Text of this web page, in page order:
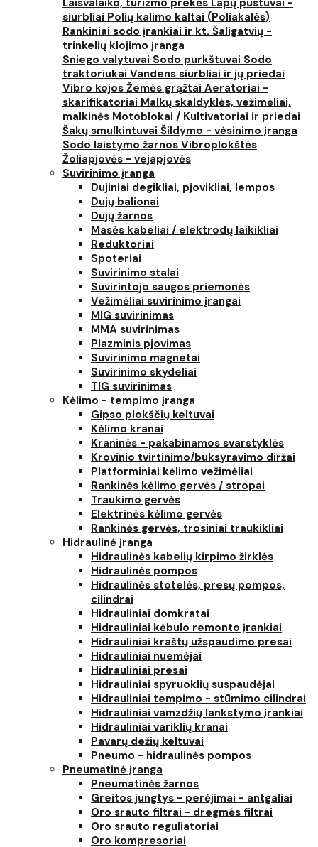
Laisvalaiko, turizmo prekės Lapų pūstuvai -
siurbliai Polių kalimo kaltai (Poliakalės)
Rankiniai sodo įrankiai ir kt. Šaligatvių -
trinkelių klojimo įranga
Sniego valytuvai Sodo purkštuvai Sodo
traktoriukai Vandens siurbliai ir jų priedai
Vibro kojos Žemės grąžtai Aeratoriai -
skarifikatoriai Malkų skaldyklės, vežimėliai,
malkinės Motoblokai / Kultivatoriai ir priedai
Šakų smulkintuvai Šildymo - vėsinimo įranga
Sodo laistymo žarnos Vibroplokštės
Žoliapjovės - vejapjovės
Suvirinimo įranga
Dujiniai degikliai, pjovikliai, lempos
Dujų balionai
Dujų žarnos
Masės kabeliai / elektrodų laikikliai
Reduktoriai
Spoteriai
Suvirinimo stalai
Suvirintojo saugos priemonės
Vežimėliai suvirinimo įrangai
MIG suvirinimas
MMA suvirinimas
Plazminis pjovimas
Suvirinimo magnetai
Suvirinimo skydeliai
TIG suvirinimas
Kėlimo - tempimo įranga
Gipso plokščių keltuvai
Kėlimo kranai
Kraninės - pakabinamos svarstyklės
Krovinio tvirtinimo/buksyravimo diržai
Platforminiai kėlimo vežimėliai
Rankinės kėlimo gervės / stropai
Traukimo gervės
Elektrinės kėlimo gervės
Rankinės gervės, trosiniai traukikliai
Hidraulinė įranga
Hidraulinės kabelių kirpimo žirklės
Hidraulinės pompos
Hidraulinės stotelės, presų pompos,
cilindrai
Hidrauliniai domkratai
Hidrauliniai kėbulo remonto įrankiai
Hidrauliniai kraštų užspaudimo presai
Hidrauliniai nuemėjai
Hidrauliniai presai
Hidrauliniai spyruoklių suspaudėjai
Hidrauliniai tempimo - stūmimo cilindrai
Hidrauliniai vamzdžių lankstymo įrankiai
Hidrauliniai variklių kranai
Pavarų dežių keltuvai
Pneumo - hidraulinės pompos
Pneumatinė įranga
Pneumatinės žarnos
Greitos jungtys - perėjimai - antgaliai
Oro srauto filtrai - dregmės filtrai
Oro srauto reguliatoriai
Oro kompresoriai